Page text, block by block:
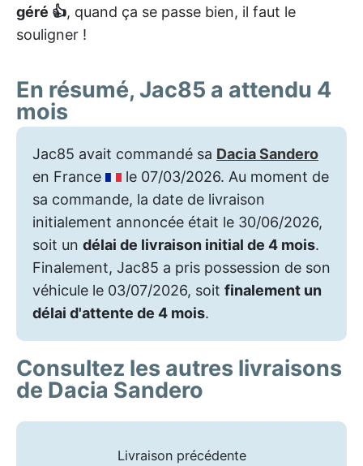
géré 👍, quand ça se passe bien, il faut le
souligner !
En résumé, Jac85 a attendu 4
mois
Jac85 avait commandé sa Dacia Sandero
en France
le 07/03/2026. Au moment de
sa commande, la date de livraison
initialement annoncée était le 30/06/2026,
soit un délai de livraison initial de 4 mois.
Finalement, Jac85 a pris possession de son
véhicule le 03/07/2026, soit finalement un
délai d'attente de 4 mois.
Consultez les autres livraisons
de Dacia Sandero
Livraison précédente